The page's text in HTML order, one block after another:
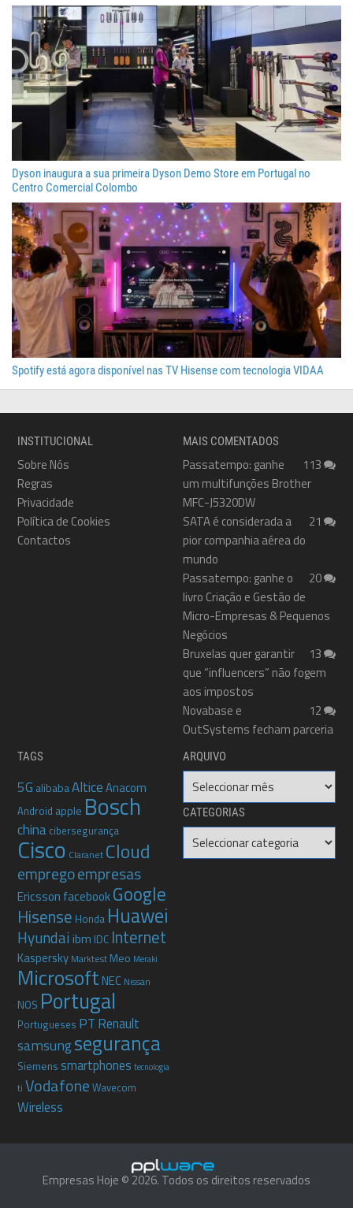
Dyson inaugura a sua primeira Dyson Demo Store em Portugal no
Centro Comercial Colombo
Spotify está agora disponível nas TV Hisense com tecnologia VIDAA
INSTITUCIONAL
Sobre Nós
Regras
Privacidade
Política de Cookies
Contactos
MAIS COMENTADOS
113
Passatempo: ganhe
um multifunções Brother
MFC-J5320DW
21
SATA é considerada a
pior companhia aérea do
mundo
20
Passatempo: ganhe o
livro Criação e Gestão de
Micro-Empresas & Pequenos
Negócios
13
Bruxelas quer garantir
que “influencers” não fogem
aos impostos
12
Novabase e
OutSystems fecham parceria
TAGS
5G alibabaAlticeAnacom
Android apple Bosch
china cibersegurança
Cisco Claranet Cloud
empregoempresas
Ericsson facebookGoogle
Hisense Honda Huawei
Hyundai ibm IDC Internet
Kaspersky Marktest Meo Meraki
MicrosoftNEC Nissan
NOS Portugal
Portugueses PT Renault
samsungsegurança
Siemenssmartphones tecnologia
ti Vodafone Wavecom
Wireless
ARQUIVO
Arquivo
CATEGORIAS
Categorias
Empresas Hoje © 2026. Todos os direitos reservados